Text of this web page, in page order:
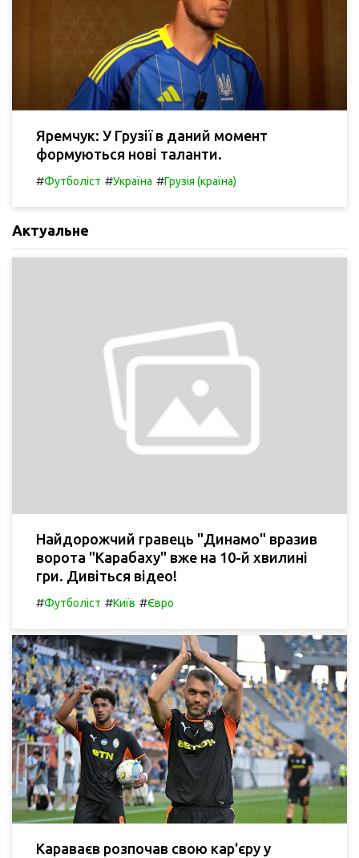
Яремчук: У Грузії в даний момент
формуються нові таланти.
#Футболіст #Україна #Грузія (країна)
Актуальне
Найдорожчий гравець "Динамо" вразив
ворота "Карабаху" вже на 10-й хвилині
гри. Дивіться відео!
#Футболіст #Київ #Євро
Караваєв розпочав свою кар'єру у